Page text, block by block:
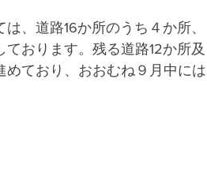
、道路16か所のうち４か所、
おります。残る道路12か所及
ており、おおむね９月中には